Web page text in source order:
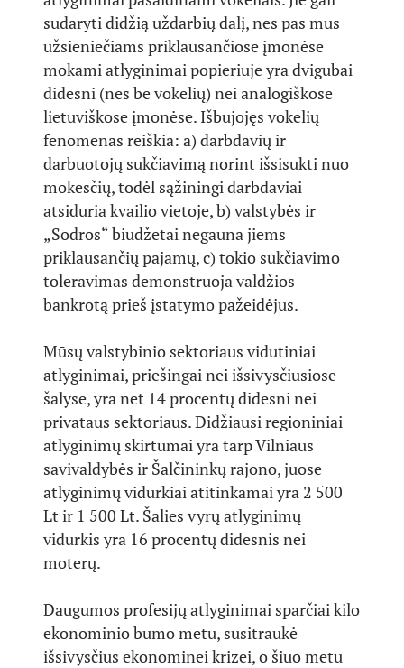
sudaryti didžią uždarbių dalį, nes pas mus
užsieniečiams priklausančiose įmonėse
mokami atlyginimai popieriuje yra dvigubai
didesni (nes be vokelių) nei analogiškose
lietuviškose įmonėse. Išbujojęs vokelių
fenomenas reiškia: a) darbdavių ir
darbuotojų sukčiavimą norint išsisukti nuo
mokesčių, todėl sąžiningi darbdaviai
atsiduria kvailio vietoje, b) valstybės ir
„Sodros“ biudžetai negauna jiems
priklausančių pajamų, c) tokio sukčiavimo
toleravimas demonstruoja valdžios
bankrotą prieš įstatymo pažeidėjus.
Mūsų valstybinio sektoriaus vidutiniai
atlyginimai, priešingai nei išsivysčiusiose
šalyse, yra net 14 procentų didesni nei
privataus sektoriaus. Didžiausi regioniniai
atlyginimų skirtumai yra tarp Vilniaus
savivaldybės ir Šalčininkų rajono, juose
atlyginimų vidurkiai atitinkamai yra 2 500
Lt ir 1 500 Lt. Šalies vyrų atlyginimų
vidurkis yra 16 procentų didesnis nei
moterų.
Daugumos profesijų atlyginimai sparčiai kilo
ekonominio bumo metu, susitraukė
išsivysčius ekonominei krizei, o šiuo metu